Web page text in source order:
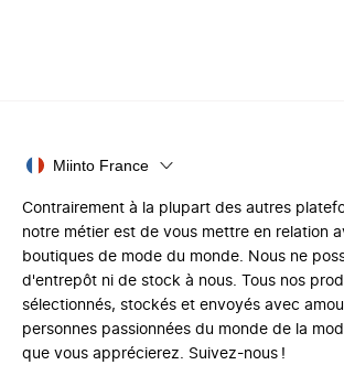
Miinto France
Contrairement à la plupart des autres
notre métier est de vous mettre en relation
boutiques de mode du monde. Nous ne
d'entrepôt ni de stock à nous. Tous nos
sélectionnés, stockés et envoyés avec
personnes passionnées du monde de la
que vous apprécierez. Suivez-nous !